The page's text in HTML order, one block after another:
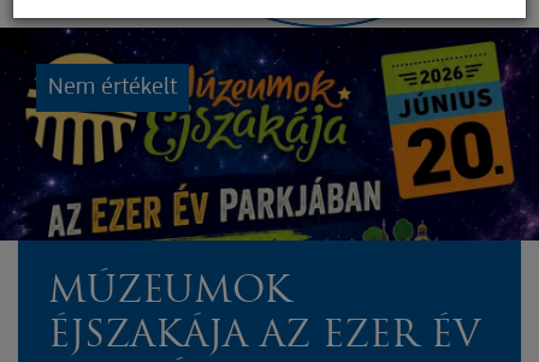
Nem értékelt
MÚZEUMOK
ÉJSZAKÁJA AZ EZER ÉV